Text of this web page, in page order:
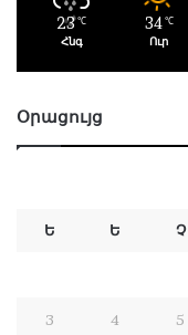
23 ℃
Հնգ
34 ℃
Ուր
Օրացույց
Ե Ե Չ
3 4 5